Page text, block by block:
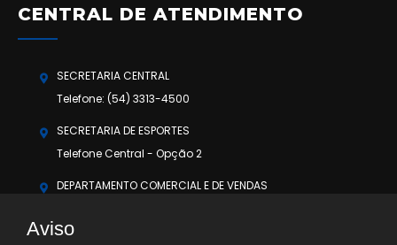
CENTRAL DE ATENDIMENTO
SECRETARIA CENTRAL
Telefone: (54) 3313-4500
SECRETARIA DE ESPORTES
Telefone Central - Opção 2
DEPARTAMENTO COMERCIAL E DE VENDAS
OUVIDORIA
Aviso